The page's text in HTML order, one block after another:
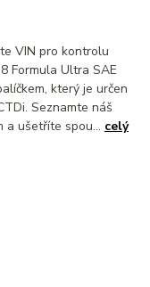
VIN pro kontrolu
Formula Ultra SAE
který je určen
Seznamte náš
a ušetříte spou... celý